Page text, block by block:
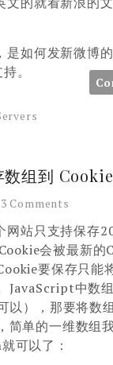
如何发新微博
。
组到
3 Comments
网站只支持保存
会被最新的
要保存只能
JavaScript中数
以），那要将数
简单的一维数组
可以了：